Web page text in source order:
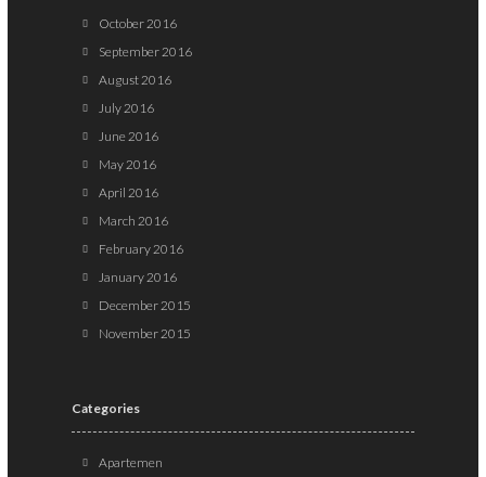
October 2016
September 2016
August 2016
July 2016
June 2016
May 2016
April 2016
March 2016
February 2016
January 2016
December 2015
November 2015
Categories
Apartemen